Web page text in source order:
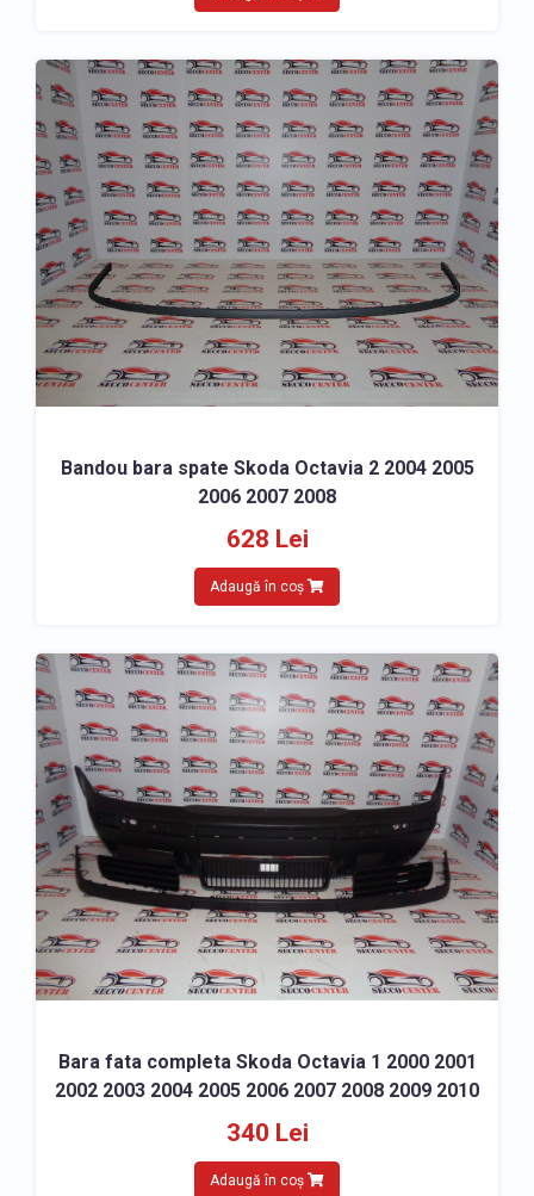
Bandou bara spate Skoda Octavia 2 2004 2005
2006 2007 2008
628 Lei
Adaugă în coș
Bara fata completa Skoda Octavia 1 2000 2001
2002 2003 2004 2005 2006 2007 2008 2009 2010
340 Lei
Adaugă în coș